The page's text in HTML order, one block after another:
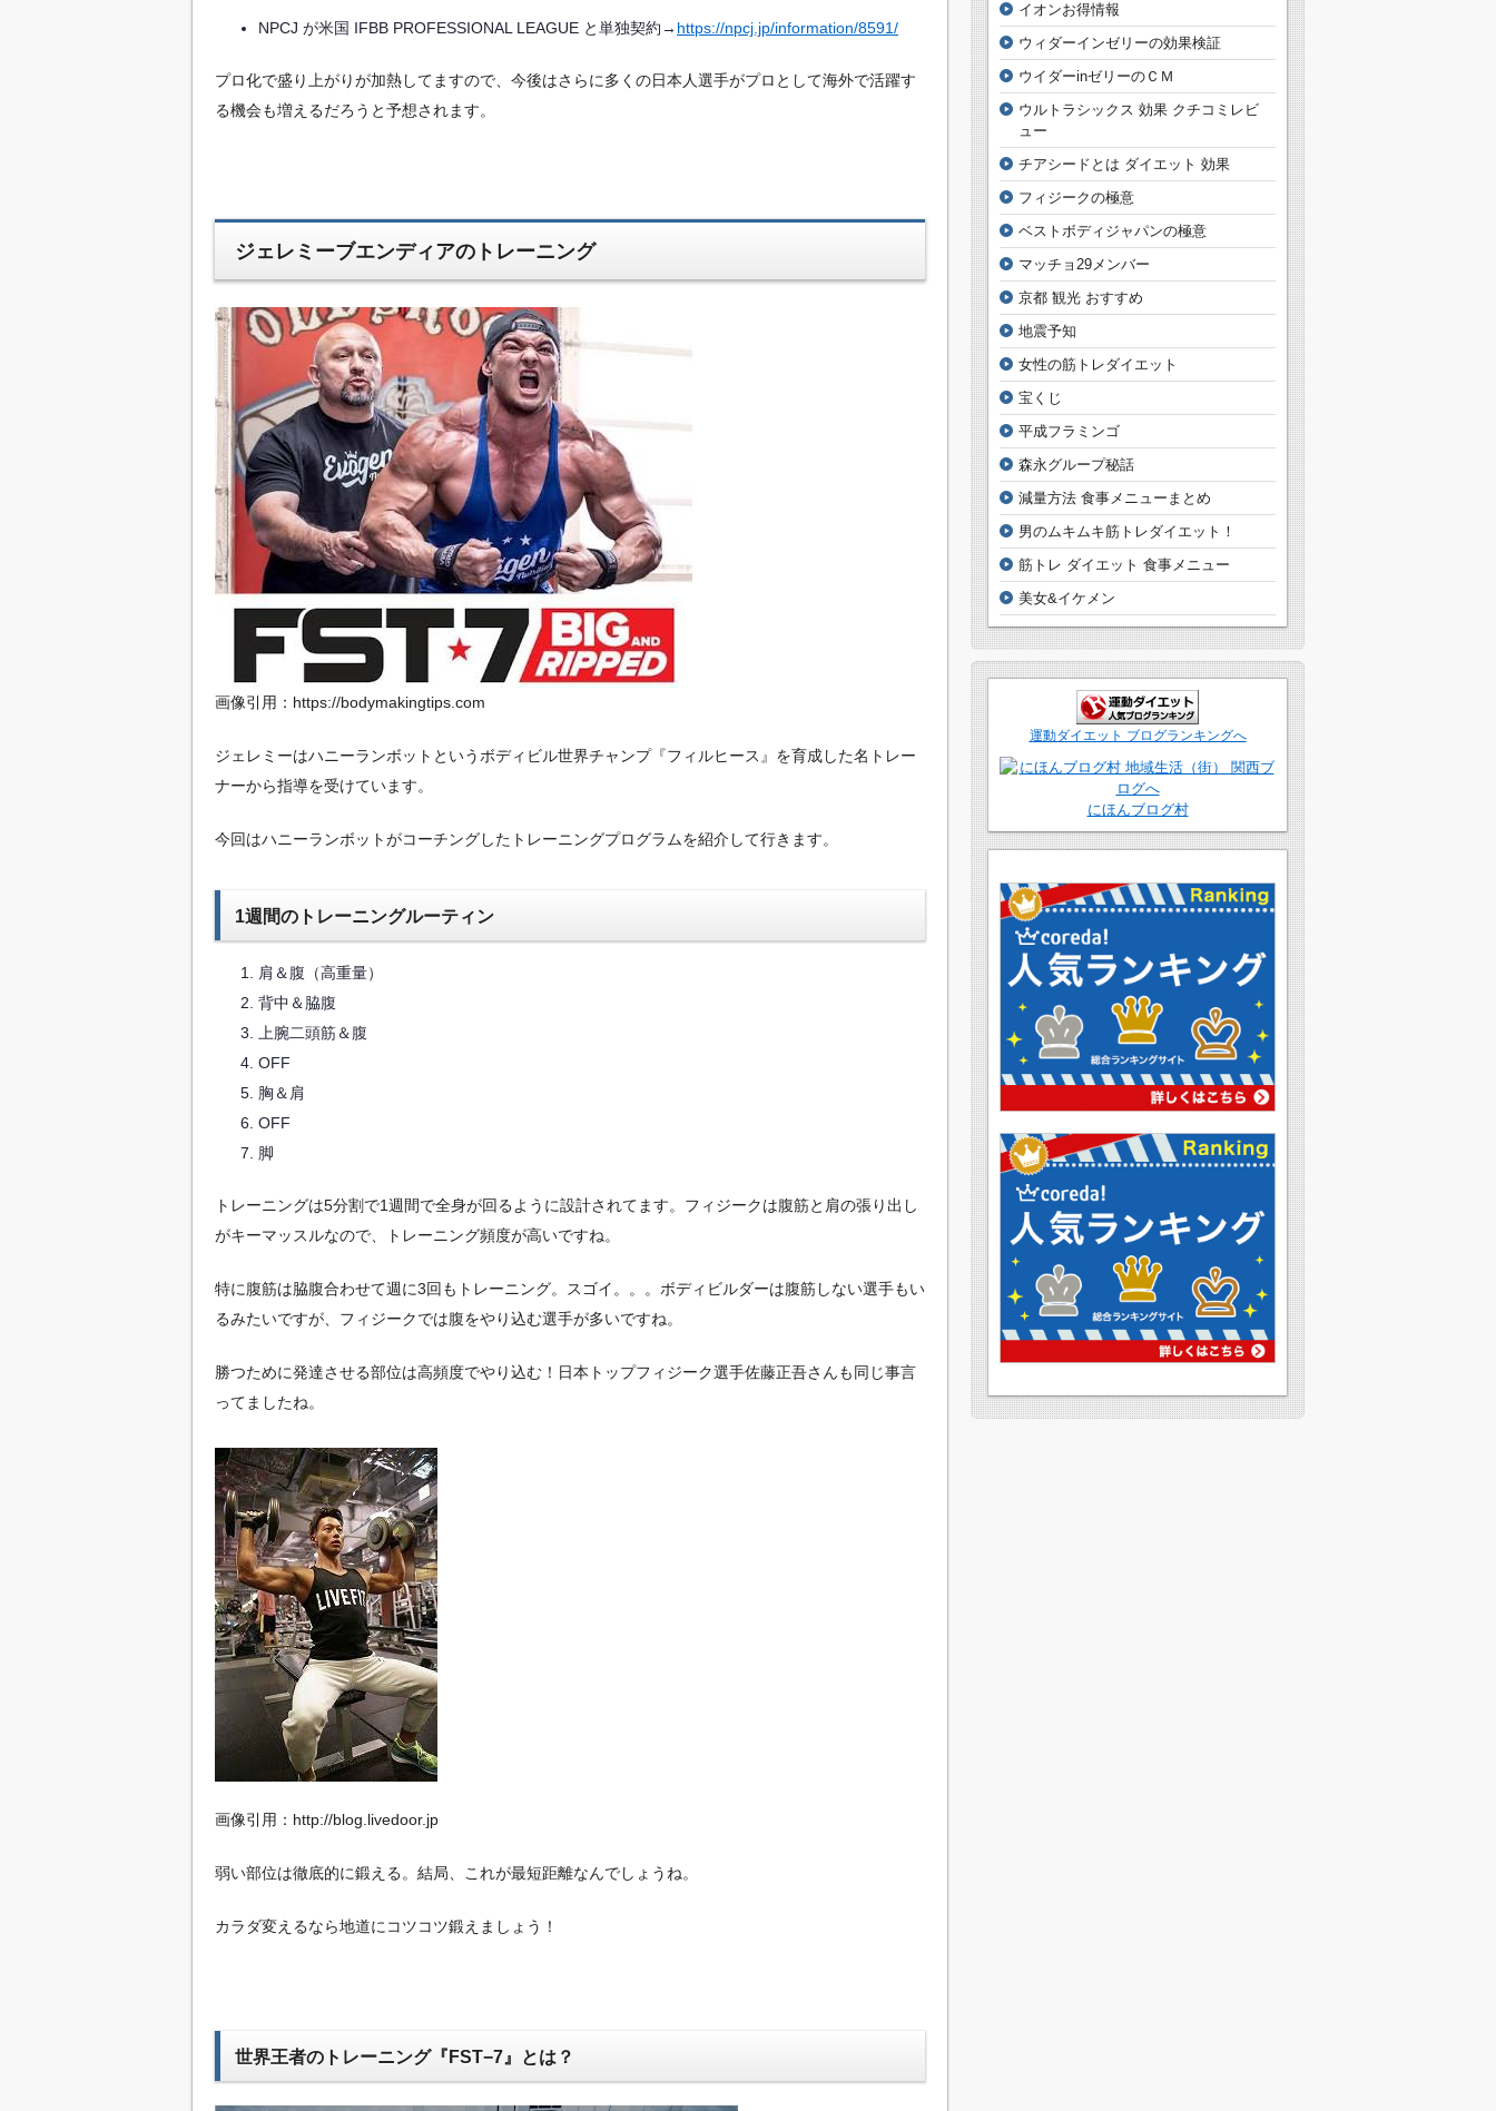
NPCJ が米国 IFBB PROFESSIONAL LEAGUE と単独契約→ https://npcj.jp/information/8591/
プロ化で盛り上がりが加熱してますので、今後はさらに多くの日本人選手がプロとして海外で活躍す
る機会も増えるだろうと予想されます。
ジェレミーブエンディアのトレーニング
画像引用：https://bodymakingtips.com
ジェレミーはハニーランボットというボディビル世界チャンプ『フィルヒース』を育成した名トレー
ナーから指導を受けています。
今回はハニーランボットがコーチングしたトレーニングプログラムを紹介して行きます。
1週間のトレーニングルーティン
肩＆腹（高重量）
背中＆脇腹
上腕二頭筋＆腹
OFF
胸＆肩
OFF
脚
トレーニングは5分割で1週間で全身が回るように設計されてます。フィジークは腹筋と肩の張り出し
がキーマッスルなので、トレーニング頻度が高いですね。
特に腹筋は脇腹合わせて週に3回もトレーニング。スゴイ。。。ボディビルダーは腹筋しない選手もい
るみたいですが、フィジークでは腹をやり込む選手が多いですね。
勝つために発達させる部位は高頻度でやり込む！日本トップフィジーク選手佐藤正吾さんも同じ事言
ってましたね。
画像引用：http://blog.livedoor.jp
弱い部位は徹底的に鍛える。結局、これが最短距離なんでしょうね。
カラダ変えるなら地道にコツコツ鍛えましょう！
世界王者のトレーニング『FST−7』とは？
イオンお得情報
ウィダーインゼリーの効果検証
ウイダーinゼリーのＣＭ
ウルトラシックス 効果 クチコミレビ
ュー
チアシードとは ダイエット 効果
フィジークの極意
ベストボディジャパンの極意
マッチョ29メンバー
京都 観光 おすすめ
地震予知
女性の筋トレダイエット
宝くじ
平成フラミンゴ
森永グループ秘話
減量方法 食事メニューまとめ
男のムキムキ筋トレダイエット！
筋トレ ダイエット 食事メニュー
美女&イケメン
運動ダイエット ブログランキングへ
にほんブログ村